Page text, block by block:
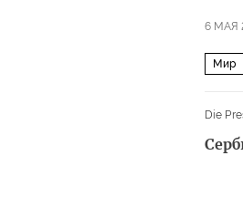
6 МАЯ
Мир
Die